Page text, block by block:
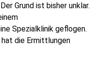
Grund ist bisher unklar.
Spezialklinik geflogen.
die Ermittlungen